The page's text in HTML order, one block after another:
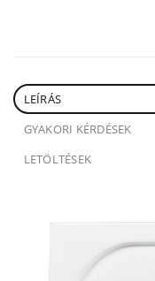
LEÍRÁS
GYAKORI KÉRDÉSEK
LETÖLTÉSEK